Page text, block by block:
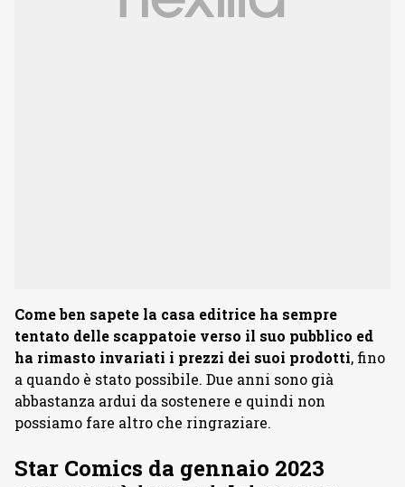
Come ben sapete la casa editrice ha sempre
tentato delle scappatoie verso il suo pubblico ed
ha rimasto invariati i prezzi dei suoi prodotti, fino
a quando è stato possibile. Due anni sono già
abbastanza ardui da sostenere e quindi non
possiamo fare altro che ringraziare.
Star Comics da gennaio 2023